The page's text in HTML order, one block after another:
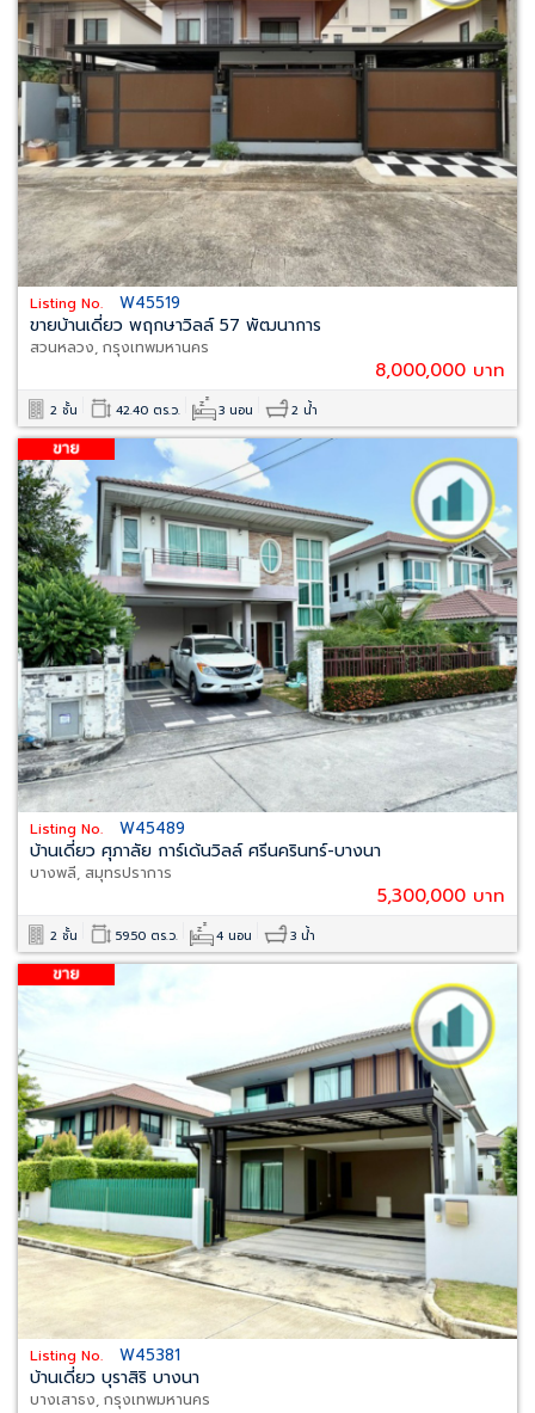
Listing No. W45519
ขายบ้านเดี่ยว พฤกษาวิลล์ 57 พัฒนาการ
สวนหลวง, กรุงเทพมหานคร
8,000,000 บาท
2 ชั้น 42.40 ตร.ว. 3 นอน 2 น้ำ
Listing No. W45489
บ้านเดี่ยว ศุภาลัย การ์เด้นวิลล์ ศรีนครินทร์-บางนา
บางพลี, สมุทรปราการ
5,300,000 บาท
2 ชั้น 59.50 ตร.ว. 4 นอน 3 น้ำ
Listing No. W45381
บ้านเดี่ยว บุราสิริ บางนา
บางเสาธง, กรุงเทพมหานคร